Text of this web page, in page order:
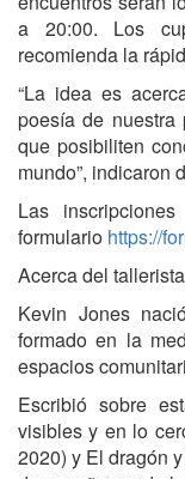
a 20:00. Los
recomienda la
“La idea es
poesía de nuestra
que posibiliten
mundo”, indicaron
Las
formulario https://
Acerca del tallerista
Kevin Jones
formado en la
espacios
Escribió sobre
visibles y en lo
2020) y El dragón